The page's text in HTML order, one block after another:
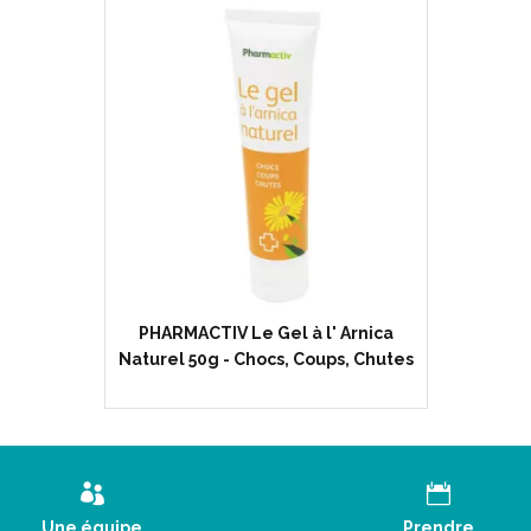
PHARMACTIV Le Gel à l' Arnica
Naturel 50g - Chocs, Coups, Chutes